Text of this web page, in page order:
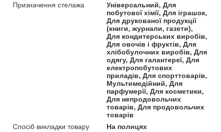
Призначення стелажа
Універсальний, Для
побутової хімії, Для іграшок,
Для друкованої продукції
(книги, журнали, газети),
Для кондитерських виробів,
Для овочів і фруктів, Для
хлібобулочних виробів, Для
одягу, Для галантереї, Для
електропобутових
приладів, Для спорттоварів,
Мультимедійний, Для
парфумерії, Для косметики,
Для непродовольчих
товарів, Для продовольчих
товарів
Спосіб викладки товару
На полицях